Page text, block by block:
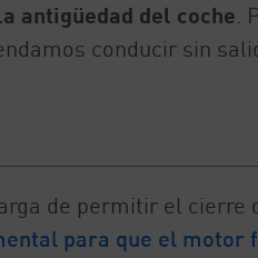
antigüedad del coche.
conducir sin
de permitir el cierre
para que el motor